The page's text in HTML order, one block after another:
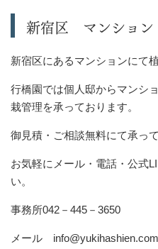
新宿区 マンショ
新宿区にあるマンションにて
行橋園では個人邸からマンシ
栽管理を承っております。
御見積・ご相談無料にて承って
お気軽にメール・電話・公式
い。
事務所042－445－3650
メール info@yukihashien.com